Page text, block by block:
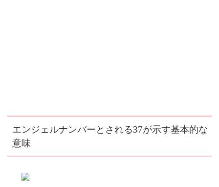
エンジェルナンバーとされる37が示す基本的な
意味